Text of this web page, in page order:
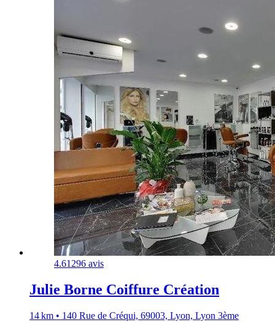
4.61296 avis
Julie Borne Coiffure Création
14 km • 140 Rue de Créqui, 69003, Lyon, Lyon 3ème